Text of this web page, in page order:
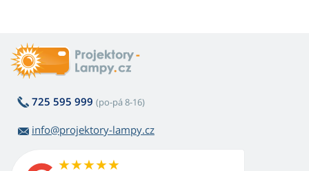
725 595 999 (po-pá 8-16)
info@projektory-lampy.cz